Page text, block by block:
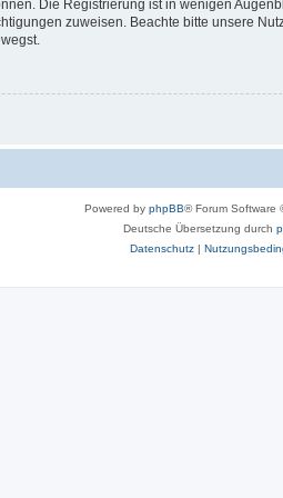
Die Registrierung ist in wenigen
zuweisen. Beachte bitte unsere
Powered by phpBB® Forum Software
Deutsche Übersetzung durch
Datenschutz|